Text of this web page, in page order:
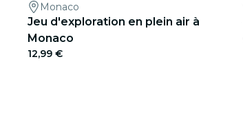
Monaco
Jeu d'exploration en plein air à
Monaco
12,99 €